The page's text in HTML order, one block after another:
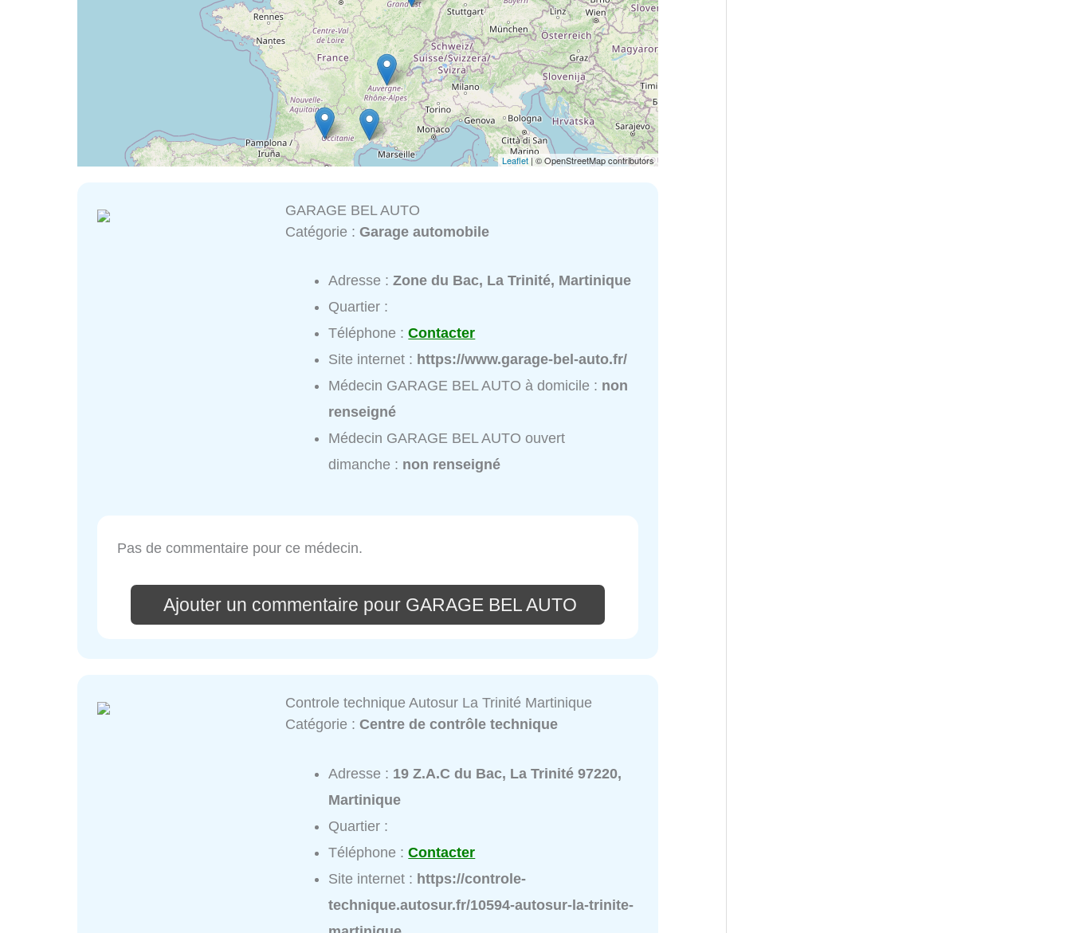
Leaflet | © OpenStreetMap contributors
GARAGE BEL AUTO
Catégorie :Garage automobile
Adresse :Zone du Bac, La Trinité, Martinique
Quartier :
Téléphone :Contacter
Site internet : https://www.garage-bel-auto.fr/
Médecin GARAGE BEL AUTO à domicile : non
renseigné
Médecin GARAGE BEL AUTO ouvert
dimanche : non renseigné
Pas de commentaire pour ce médecin.
Ajouter un commentaire pour GARAGE BEL AUTO
Controle technique Autosur La Trinité Martinique
Catégorie :Centre de contrôle technique
Adresse : 19 Z.A.C du Bac, La Trinité 97220,
Martinique
Quartier :
Téléphone :Contacter
Site internet : https://controle-
technique.autosur.fr/10594-autosur-la-trinite-